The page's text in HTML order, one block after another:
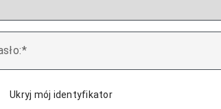
Ukryj mój identyfikator